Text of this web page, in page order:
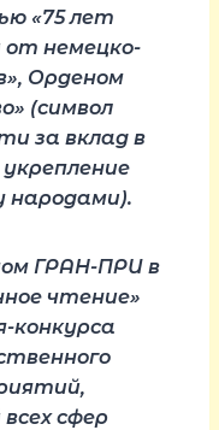
«75 лет
от немецко-
Орденом
(символ
за вклад в
народами).
ГРАН-ПРИ в
чтение»
конкурса
сфер